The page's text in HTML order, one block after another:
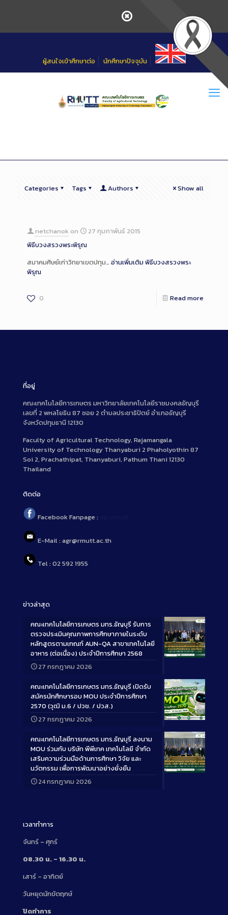
ผู้สนใจเข้าศึกษาต่อ นักศึกษาปัจจุบัน
Categories Tags Authors Show all
netchanok on
27 กุมภาพันธ์ 2015
พิธีบวงสรวงพระพิรุณ
สมาคมศิษย์เก่าวิทยาเขตปทุม… อ่านเพิ่มเติมพิธีบวงสรวงพระ
พิรุณ
0 Read more
ที่อยู่
คณะเทคโนโลยีการเกษตร มหาวิทยาลัยเทคโนโลยีราชมงคลธัญบุรี
เลขที่ 2 พหลโยธิน 87 ซอย 2 ตำบลประชาธิปัตย์ อำเภอธัญบุรี
จังหวัดปทุมธานี 12130
Faculty of Agricultural Technology, Rajamangala
University of Technology Thanyaburi 2 Phaholyothin 87
Soi 2, Prachathipat, Thanyaburi, Pathum Thani 12130
Thailand
ติดต่อ
Facebook Fanpage :
E-Mail : agr@rmutt.ac.th
Tel : 02 592 1955
ข่าวล่าสุด
Long
คณะเทคโนโลยีการเกษตร มทร.ธัญบุรี รับการ
ตรวจประเมินคุณภาพการศึกษาภายในระดับ
หลักสูตรตามเกณฑ์ AUN-QA สาขาเทคโนโลยี
อาหาร (ต่อเนื่อง) ประจำปีการศึกษา 2568
27 กรกฎาคม 2026
Long
Description
คณะเทคโนโลยีการเกษตร มทร.ธัญบุรี เปิดรับ
สมัครนักศึกษารอบ MOU ประจำปีการศึกษา
2570 (วุฒิ ม.6 / ปวช. / ปวส.)
27 กรกฎาคม 2026
Long
คณะเทคโนโลยีการเกษตร มทร.ธัญบุรี ลงนาม
MOU ร่วมกับ บริษัท พีพีเทค เทคโนโลยี จำกัด
เสริมความร่วมมือด้านการศึกษา วิจัย และ
นวัตกรรม เพื่อการพัฒนาอย่างยั่งยืน
24 กรกฎาคม 2026
เวลาทำการ
จันทร์ – ศุกร์
08.30 น. – 16.30 น.
เสาร์ – อาทิตย์
วันหยุดนักขัตฤกษ์
ปิดทำการ